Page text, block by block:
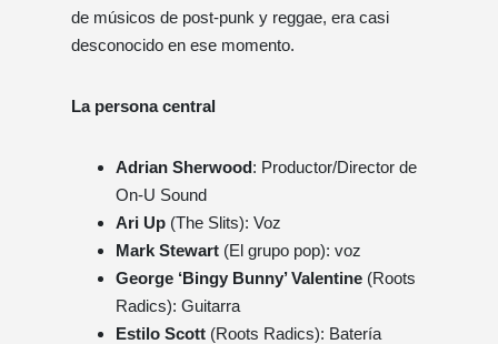
de músicos de post-punk y reggae, era casi
desconocido en ese momento.
La persona central
Adrian Sherwood: Productor/Director de
On-U Sound
Ari Up (The Slits): Voz
Mark Stewart (El grupo pop): voz
George ‘Bingy Bunny’ Valentine (Roots
Radics): Guitarra
Estilo Scott (Roots Radics): Batería